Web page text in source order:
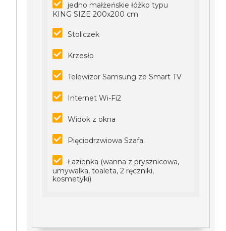
jedno małżeńskie łóżko typu
KING SIZE 200x200 cm
Stoliczek
Krzesło
Telewizor Samsung ze Smart TV
Internet Wi-Fi2
Widok z okna
Pięciodrzwiowa Szafa
Łazienka (wanna z prysznicowa,
umywalka, toaleta, 2 ręczniki,
kosmetyki)